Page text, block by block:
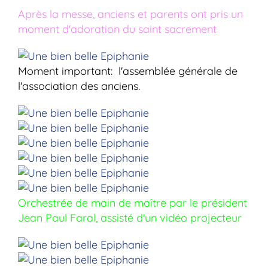
Après la messe, anciens et parents ont pris un
moment d'adoration du saint sacrement
Moment important: l'assemblée générale de
l'association des anciens.
Orchestrée de main de maître par le président
Jean Paul Faral, assisté d'un vidéo projecteur